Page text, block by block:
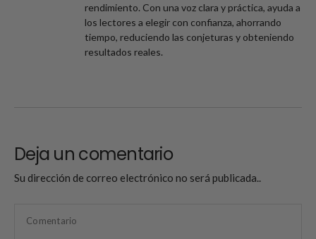
rendimiento. Con una voz clara y práctica, ayuda a
los lectores a elegir con confianza, ahorrando
tiempo, reduciendo las conjeturas y obteniendo
resultados reales.
Deja un comentario
Su dirección de correo electrónico no será publicada..
Comentario